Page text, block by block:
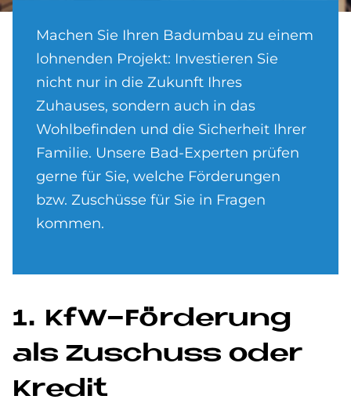
Machen Sie Ihren Badumbau zu einem
lohnenden Projekt: Investieren Sie
nicht nur in die Zukunft Ihres
Zuhauses, sondern auch in das
Wohlbefinden und die Sicherheit Ihrer
Familie. Unsere Bad-Experten prüfen
gerne für Sie, welche Förderungen
bzw. Zuschüsse für Sie in Fragen
kommen.
1. KfW-För­de­rung
als Zu­schuss oder
Kre­dit